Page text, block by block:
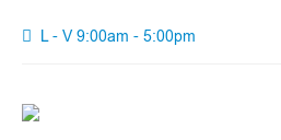
L - V 9:00am - 5:00pm